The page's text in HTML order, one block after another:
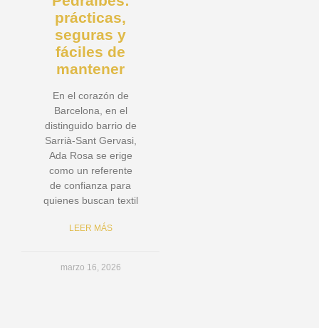
prácticas,
seguras y
fáciles de
mantener
En el corazón de
Barcelona, en el
distinguido barrio de
Sarrià-Sant Gervasi,
Ada Rosa se erige
como un referente
de confianza para
quienes buscan textil
LEER MÁS
marzo 16, 2026